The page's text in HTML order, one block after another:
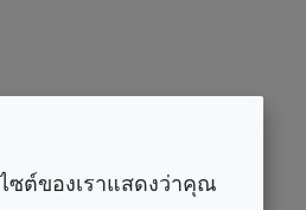
ซต์ของเราแสดงว่าคุณ